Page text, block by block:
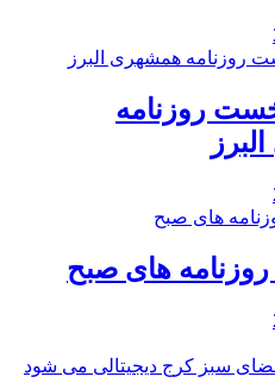
روزنامه‌
های صبح